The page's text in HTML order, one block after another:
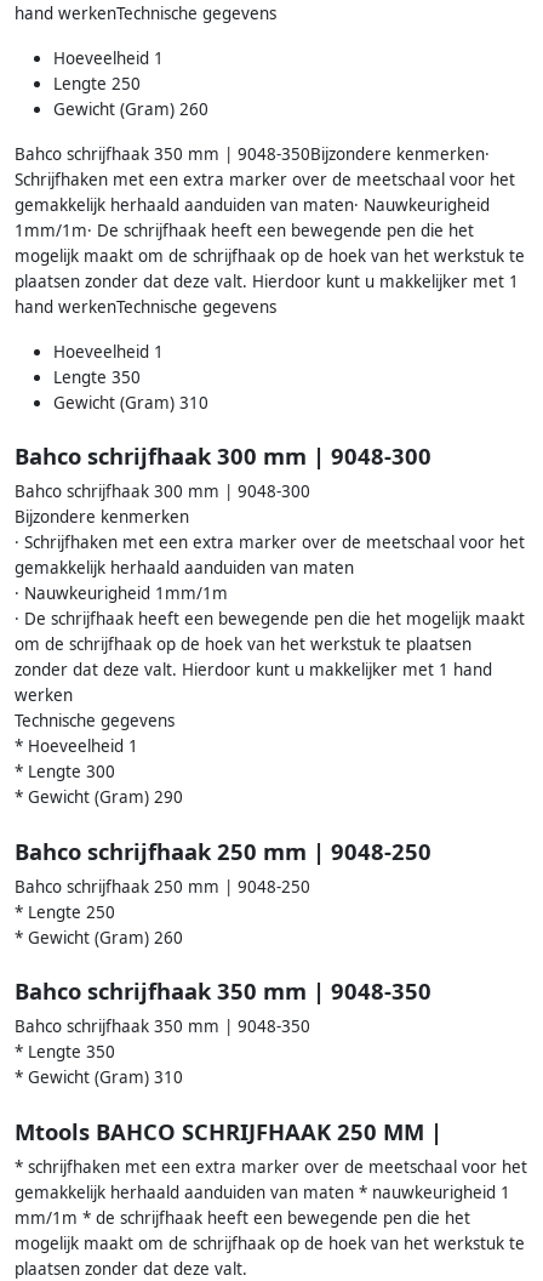
hand werkenTechnische gegevens
Hoeveelheid 1
Lengte 250
Gewicht (Gram) 260
Bahco schrijfhaak 350 mm | 9048-350Bijzondere kenmerken·
Schrijfhaken met een extra marker over de meetschaal voor het
gemakkelijk herhaald aanduiden van maten· Nauwkeurigheid
1mm/1m· De schrijfhaak heeft een bewegende pen die het
mogelijk maakt om de schrijfhaak op de hoek van het werkstuk te
plaatsen zonder dat deze valt. Hierdoor kunt u makkelijker met 1
hand werkenTechnische gegevens
Hoeveelheid 1
Lengte 350
Gewicht (Gram) 310
Bahco schrijfhaak 300 mm | 9048-300
Bahco schrijfhaak 300 mm | 9048-300
Bijzondere kenmerken
· Schrijfhaken met een extra marker over de meetschaal voor het
gemakkelijk herhaald aanduiden van maten
· Nauwkeurigheid 1mm/1m
· De schrijfhaak heeft een bewegende pen die het mogelijk maakt
om de schrijfhaak op de hoek van het werkstuk te plaatsen
zonder dat deze valt. Hierdoor kunt u makkelijker met 1 hand
werken
Technische gegevens
* Hoeveelheid 1
* Lengte 300
* Gewicht (Gram) 290
Bahco schrijfhaak 250 mm | 9048-250
Bahco schrijfhaak 250 mm | 9048-250
* Lengte 250
* Gewicht (Gram) 260
Bahco schrijfhaak 350 mm | 9048-350
Bahco schrijfhaak 350 mm | 9048-350
* Lengte 350
* Gewicht (Gram) 310
Mtools BAHCO SCHRIJFHAAK 250 MM |
* schrijfhaken met een extra marker over de meetschaal voor het
gemakkelijk herhaald aanduiden van maten * nauwkeurigheid 1
mm/1m * de schrijfhaak heeft een bewegende pen die het
mogelijk maakt om de schrijfhaak op de hoek van het werkstuk te
plaatsen zonder dat deze valt.